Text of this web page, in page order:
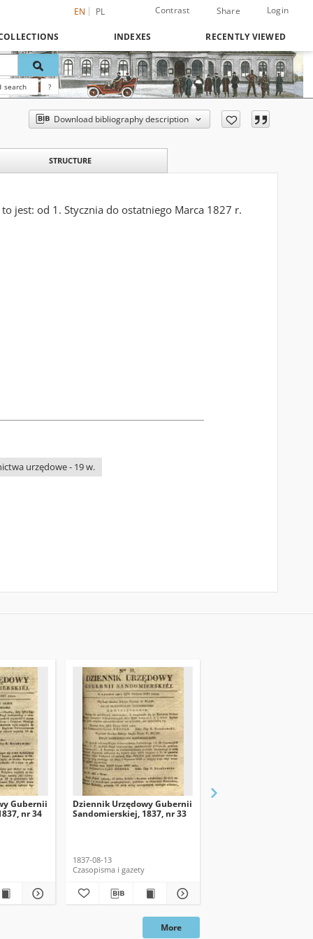
EN PL Contrast Share Login
INDEXES RECENTLY VIEWED
search ?
Download bibliography description
STRUCTURE
jest: od 1. Stycznia do ostatniego Marca 1827 r.
urzędowe - 19 w.
Gubernii
nr 34
Dziennik Urzędowy Gubernii
Sandomierskiej, 1837, nr 33
1837-08-13
Czasopisma i gazety
More